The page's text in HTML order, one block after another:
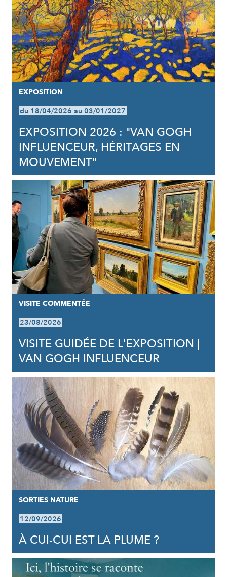
EXPOSITION
du 18/04/2026 au 03/01/2027
EXPOSITION 2026 : "VAN GOGH
INFLUENCEUR, HÉRITAGES EN
MOUVEMENT"
VISITE COMMENTÉE
23/08/2026
VISITE GUIDÉE DE L'EXPOSITION |
VAN GOGH INFLUENCEUR
SORTIES NATURE
12/09/2026
À CUI-CUI EST LA PLUME ?